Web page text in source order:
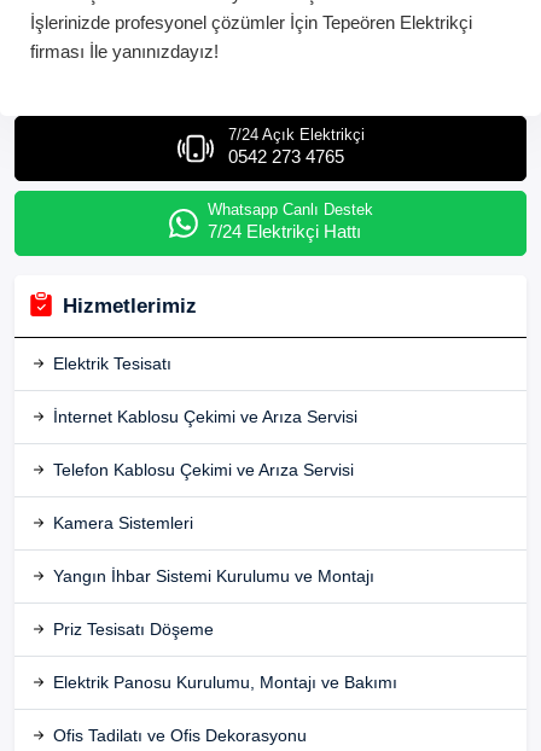
İşlerinizde profesyonel çözümler İçin Tepeören Elektrikçi
firması İle yanınızdayız!
7/24 Açık Elektrikçi
0542 273 4765
Whatsapp Canlı Destek
7/24 Elektrikçi Hattı
Hizmetlerimiz
Elektrik Tesisatı
İnternet Kablosu Çekimi ve Arıza Servisi
Telefon Kablosu Çekimi ve Arıza Servisi
Kamera Sistemleri
Yangın İhbar Sistemi Kurulumu ve Montajı
Priz Tesisatı Döşeme
Elektrik Panosu Kurulumu, Montajı ve Bakımı
Ofis Tadilatı ve Ofis Dekorasyonu